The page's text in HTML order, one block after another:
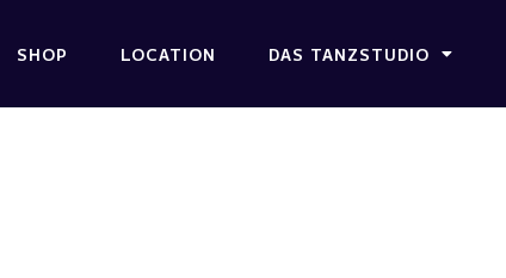
SHOP LOCATION DAS TANZSTUDIO